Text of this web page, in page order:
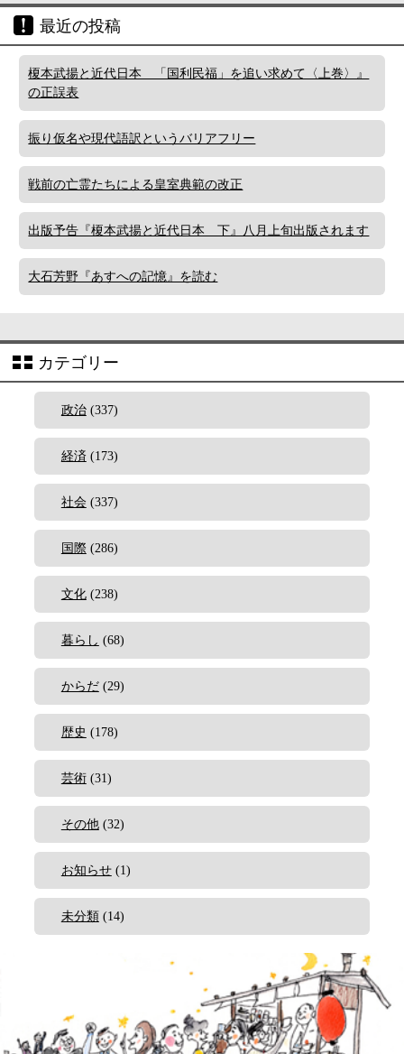
最近の投稿
榎本武揚と近代日本 「国利民福」を追い求めて〈上巻〉』
の正誤表
振り仮名や現代語訳というバリアフリー
戦前の亡霊たちによる皇室典範の改正
出版予告『榎本武揚と近代日本 下』八月上旬出版されます
大石芳野『あすへの記憶』を読む
カテゴリー
政治(337)
経済(173)
社会(337)
国際 (286)
文化(238)
暮らし (68)
からだ(29)
歴史 (178)
芸術(31)
その他(32)
お知らせ(1)
未分類(14)